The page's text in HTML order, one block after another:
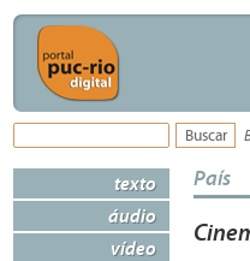
texto
áudio
vídeo
País